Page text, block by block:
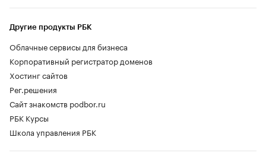
Другие продукты РБК
Облачные сервисы для бизнеса
Корпоративный регистратор доменов
Хостинг сайтов
Рег.решения
Сайт знакомств podbor.ru
РБК Курсы
Школа управления РБК